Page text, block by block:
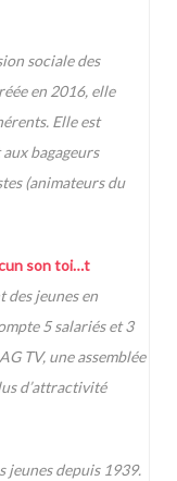
sociale des
en 2016, elle
Elle est
bagageurs
(animateurs du
son toi…t
des jeunes en
5 salariés et 3
TV, une assemblée
d’attractivité
depuis 1939.